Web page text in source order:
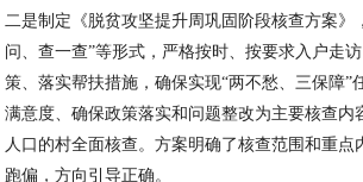
二是制定《脱贫攻坚提升周巩固阶段核查方案》
问、查一查”等形式，严格按时、按要求入户走
策、落实帮扶措施，确保实现“两不愁、三保障”
满意度、确保政策落实和问题整改为主要核查内
人口的村全面核查。方案明确了核查范围和重点
跑偏，方向引导正确。